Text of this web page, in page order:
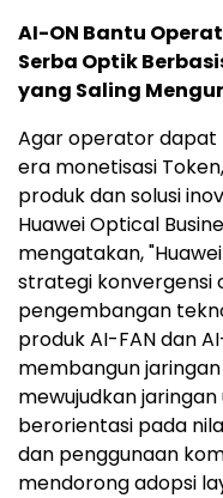
AI-ON Bantu
Serba Optik
yang Saling
Agar operator dapat
era monetisasi
produk dan solusi
Huawei Optical
mengatakan,
strategi konvergensi
pengembangan
produk AI-FAN dan
membangun
mewujudkan
berorientasi pada
dan penggunaan
mendorong adopsi